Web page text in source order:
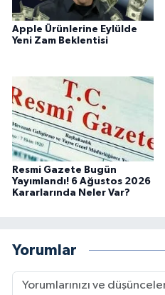
Apple Ürünlerine Eylülde
Yeni Zam Beklentisi
Resmi Gazete Bugün
Yayımlandı! 6 Ağustos 2026
Kararlarında Neler Var?
Yorumlar